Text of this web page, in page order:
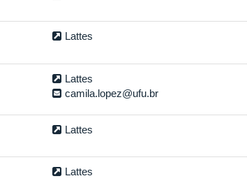
Lattes
Lattes
camila.lopez@ufu.br
Lattes
Lattes